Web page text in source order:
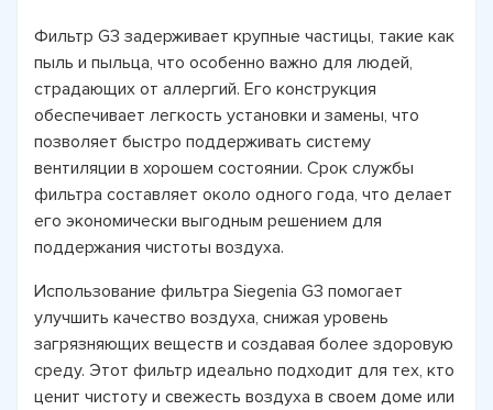
Фильтр G3 задерживает крупные частицы, такие как
пыль и пыльца, что особенно важно для людей,
страдающих от аллергий. Его конструкция
обеспечивает легкость установки и замены, что
позволяет быстро поддерживать систему
вентиляции в хорошем состоянии. Срок службы
фильтра составляет около одного года, что делает
его экономически выгодным решением для
поддержания чистоты воздуха.
Использование фильтра Siegenia G3 помогает
улучшить качество воздуха, снижая уровень
загрязняющих веществ и создавая более здоровую
среду. Этот фильтр идеально подходит для тех, кто
ценит чистоту и свежесть воздуха в своем доме или